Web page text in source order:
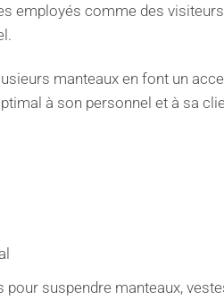
employés comme des
manteaux en font un
à son personnel et à sa
suspendre manteaux,